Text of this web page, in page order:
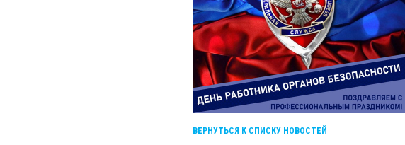
ВЕРНУТЬСЯ К СПИСКУ НОВОСТЕЙ